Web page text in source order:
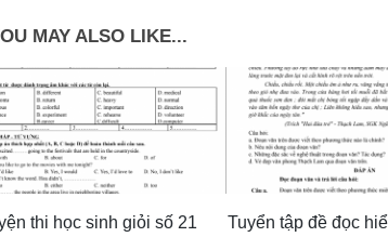
MAY ALSO LIKE...
thi học sinh giỏi số 21
Tuyển tập đề đọc